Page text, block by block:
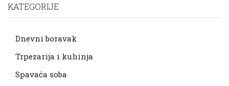
KATEGORIJE
Dnevni boravak
Trpezarija i kuhinja
Spavaća soba